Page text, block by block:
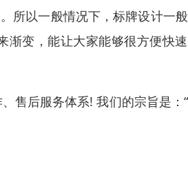
所以一般情况下，标牌设计一
渐变，能让大家能够很方便快
售后服务体系! 我们的宗旨是：